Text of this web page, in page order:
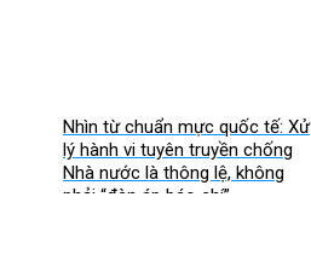
Nhìn từ chuẩn mực quốc tế: Xử
lý hành vi tuyên truyền chống
Nhà nước là thông lệ, không
phải “đàn áp báo chí”